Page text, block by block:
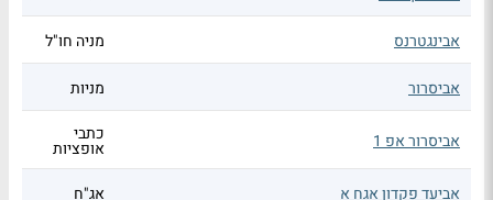
אבינגטרנס מניה חו"ל
אביסרור מניות
אביסרור אפ 1 כתבי
אופציות
אביעד פקדון אגח א
אג"ח